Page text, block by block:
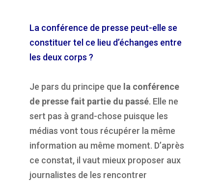
La conférence de presse peut-elle se
constituer tel ce lieu d’échanges entre
les deux corps ?
Je pars du principe que la conférence
de presse fait partie du passé. Elle ne
sert pas à grand-chose puisque les
médias vont tous récupérer la même
information au même moment. D’après
ce constat, il vaut mieux proposer aux
journalistes de les rencontrer